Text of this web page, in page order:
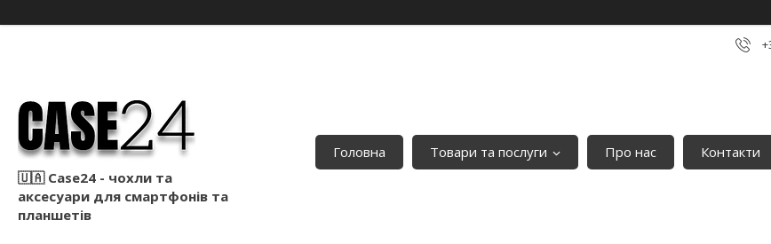
🇺🇦 Case24 - чохли та
аксесуари для смартфонів та
планшетів
Головна Товари та послуги Про нас Контакти